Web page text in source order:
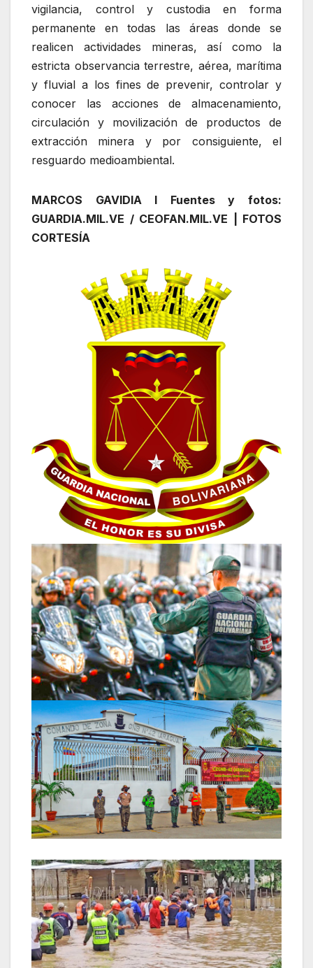
vigilancia, control y custodia en forma
permanente en todas las áreas donde se
realicen actividades mineras, así como la
estricta observancia terrestre, aérea, marítima
y fluvial a los fines de prevenir, controlar y
conocer las acciones de almacenamiento,
circulación y movilización de productos de
extracción minera y por consiguiente, el
resguardo medioambiental.
MARCOS GAVIDIA I Fuentes y fotos:
GUARDIA.MIL.VE / CEOFAN.MIL.VE | FOTOS
CORTESÍA